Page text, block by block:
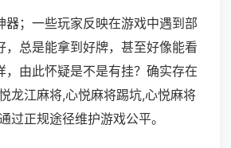
器；一些玩家反映在游戏中遇到部
，总是能拿到好牌，甚至好像能看
，由此怀疑是不是有挂？确实存在
龙江麻将,心悦麻将踢坑,心悦麻将
过正规途径维护游戏公平。